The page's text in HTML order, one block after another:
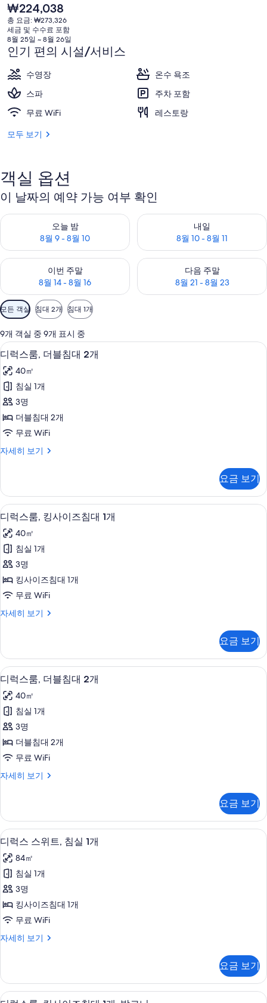
현
재
가
격
은
₩224,038
₩224,038
총 요금: ₩273,326
세금 및 수수료 포함
8월 25일 ~ 8월 26일
인기 편의 시설/서비스
수영장
온수 욕조
스파
주차 포함
무료 WiFi
레스토랑
모두 보기
객실 옵션
이 날짜의 예약 가능 여부 확인
오늘 밤
8월 9 - 8월 10
오늘 밤 예약 가능 여부 확인, 8월 9 - 8월 10
내일
8월 10 - 8월 11
내일 예약 가능 여부 확인, 8월
이번 주말
8월 14 - 8월 16
이번 주말 예약 가능 여부 확인, 8월 14 - 8월 16
다음 주말
8월 21 - 8월 23
다음 주말 예약 가능 여부 확인
객
실
에
사
용
가
능
한
터
모든 객실 침대 2개 침대 1개
9개 객실 중 9개 표시 중
디
럭
스
룸,
더
블
대
개
사
진
모
두
보
기
미니바, 객실 내 금고, 책상, 다리미/다
8
디럭스룸, 더블침대 2개
40㎡
침실 1개
3명
더블침대 2개
무료 WiFi
자세히 보기
디
더
블
침
대
2
개
자
세
히
보
기
요금 보기
디
럭
스
룸,
킹
사
즈
대
개
사
진
모
두
보
기
미니바, 객실 내 금고, 책상, 다리미/다
9
디럭스룸, 킹사이즈침대 1개
40㎡
침실 1개
3명
킹사이즈침대 1개
무료 WiFi
자세히 보기
디
킹
사
이
즈
침
대
개
자
세
히
보
요금 보기
디
럭
스
룸,
더
블
대
개
사
진
모
두
보
기
미니바, 객실 내 금고, 책상, 다리미/다
7
디럭스룸, 더블침대 2개
40㎡
침실 1개
3명
더블침대 2개
무료 WiFi
자세히 보기
디
더
블
침
대
2
개
자
세
히
보
기
요금 보기
디
럭
스
스
위
트,
실
개
사
디럭스 스위트, 침실 1개 | 미니바, 객
9
디럭스 스위트, 침실 1개
84㎡
침실 1개
3명
킹사이즈침대 1개
무료 WiFi
자세히 보기
디
위
트,
요금 보기
디
디럭스룸, 킹사이즈침대 1개, 발코니 |